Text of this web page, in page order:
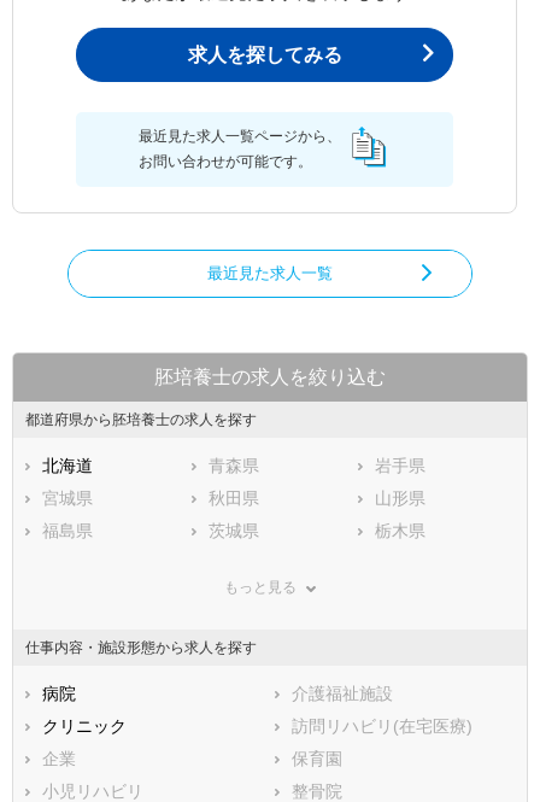
求人を探してみる
最近見た求人一覧ページから、
お問い合わせが可能です。
最近見た求人一覧
胚培養士の求人を絞り込む
都道府県から胚培養士の求人を探す
北海道 青森県
岩手県
宮城県
秋田県
山形県
福島県
茨城県
栃木県
神奈川県
石川県
福井県
静岡県
三重県
滋賀県
大阪府
兵庫県
鳥取県
もっと見る
仕事内容・施設形態から求人を探す
病院
介護福祉施設
クリニック
訪問リハビリ(在宅医療)
企業
保育園
小児リハビリ
整骨院